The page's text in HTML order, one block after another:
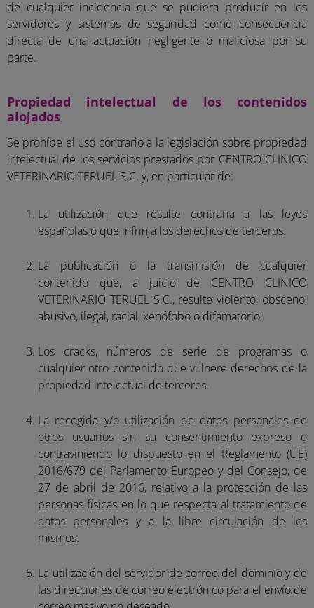
de cualquier incidencia que se pudiera producir en los
servidores y sistemas de seguridad como consecuencia
directa de una actuación negligente o maliciosa por su
parte.
Propiedad intelectual de los contenidos
alojados
Se prohíbe el uso contrario a la legislación sobre propiedad
intelectual de los servicios prestados por CENTRO CLINICO
VETERINARIO TERUEL S.C. y, en particular de:
La utilización que resulte contraria a las leyes
españolas o que infrinja los derechos de terceros.
La publicación o la transmisión de cualquier
contenido que, a juicio de CENTRO CLINICO
VETERINARIO TERUEL S.C., resulte violento, obsceno,
abusivo, ilegal, racial, xenófobo o difamatorio.
Los cracks, números de serie de programas o
cualquier otro contenido que vulnere derechos de la
propiedad intelectual de terceros.
La recogida y/o utilización de datos personales de
otros usuarios sin su consentimiento expreso o
contraviniendo lo dispuesto en el Reglamento (UE)
2016/679 del Parlamento Europeo y del Consejo, de
27 de abril de 2016, relativo a la protección de las
personas físicas en lo que respecta al tratamiento de
datos personales y a la libre circulación de los
mismos.
La utilización del servidor de correo del dominio y de
las direcciones de correo electrónico para el envío de